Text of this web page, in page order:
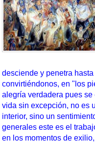
desciende y penetra
convirtiéndonos, en "los
alegría verdadera pues
vida sin excepción, no es
interior, sino un
generales este es el
en los momentos de exilio,